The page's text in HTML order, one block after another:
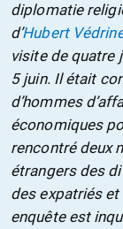
diplomatie
d’Hubert
visite de quatre
5 juin. Il était
d’hommes
économiques
rencontré deux
étrangers des
des expatriés
enquête est